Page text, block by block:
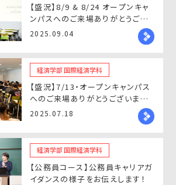
【盛況】8/9 & 8/24 オープンキャ
ンパスへのご来場ありがとうござ
いました！
2025.09.04
経済学部 国際経済学科
【盛況】7/13・オープンキャンパス
へのご来場ありがとうございまし
た！
2025.07.18
経済学部 国際経済学科
【公務員コース】公務員キャリアガ
イダンスの様子をお伝えします！